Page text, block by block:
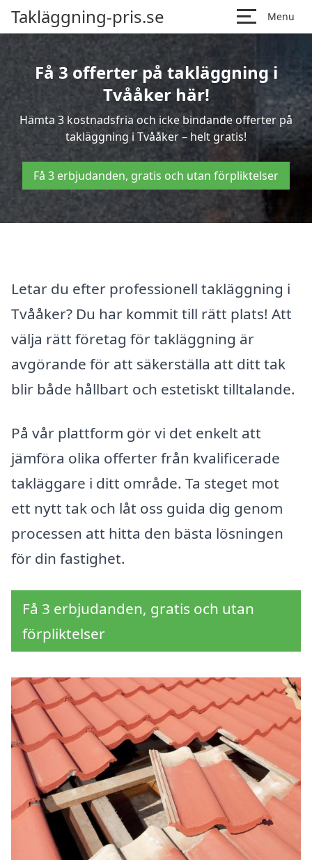
Takläggning-pris.se Menu
Få 3 offerter på takläggning i
Tvååker här!
Hämta 3 kostnadsfria och icke bindande offerter på
takläggning i Tvååker – helt gratis!
Få 3 erbjudanden, gratis och utan förpliktelser
Letar du efter professionell takläggning i
Tvååker? Du har kommit till rätt plats! Att
välja rätt företag för takläggning är
avgörande för att säkerställa att ditt tak
blir både hållbart och estetiskt tilltalande.
På vår plattform gör vi det enkelt att
jämföra olika offerter från kvalificerade
takläggare i ditt område. Ta steget mot
ett nytt tak och låt oss guida dig genom
processen att hitta den bästa lösningen
för din fastighet.
Få 3 erbjudanden, gratis och utan
förpliktelser